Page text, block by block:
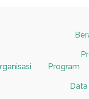
Program
Data